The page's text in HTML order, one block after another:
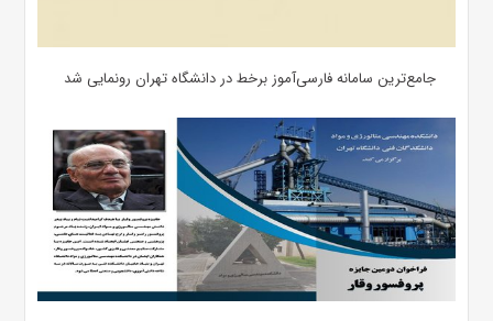
جامع‌ترین سامانه فارسی‌آموز برخط در دانشگاه تهران رونمایی شد